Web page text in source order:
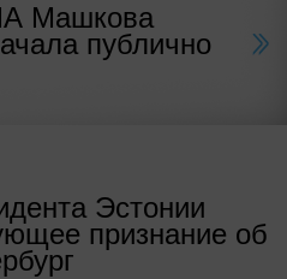
Машкова
публично
Эстонии
признание об